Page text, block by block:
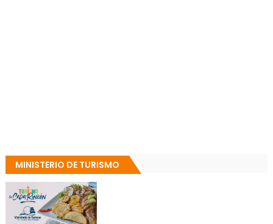
MINISTERIO DE TURISMO